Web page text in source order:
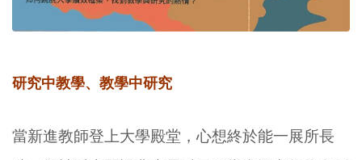
研究中教學、教學中研究
當新進教師登上大學殿堂，心想終於能一展所長